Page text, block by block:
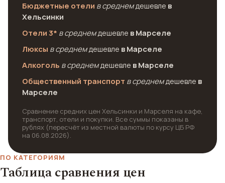
Бюджетные отели в среднемдешевле в
Хельсинки
Отели 3* в среднемдешевле в Марселе
Люксы в среднемдешевле в Марселе
Алкоголь в среднемдешевле в Марселе
Общественный транспорт в среднемдешевле в
Марселе
Сравнение средних цен Хельсинки и Марселя на кафе,
транспорт, отели и покупки. Все суммы показаны в
рублях (пересчёт из местной валюты по курсу ЦБ РФ
на 06.08.2026).
ПО КАТЕГОРИЯМ
Таблица сравнения цен